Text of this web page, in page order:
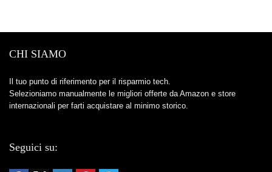
CHI SIAMO
Il tuo punto di riferimento per il risparmio tech.
Selezioniamo manualmente le migliori offerte da Amazon e store
internazionali per farti acquistare al minimo storico.
Seguici su: